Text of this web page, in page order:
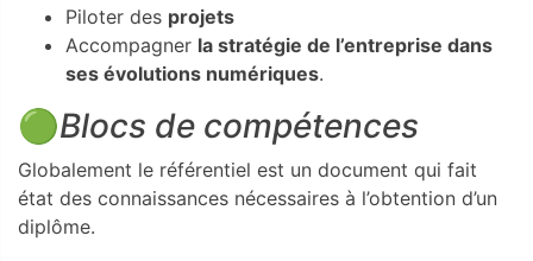
Piloter des projets
Accompagner la stratégie de l’entreprise dans
ses évolutions numériques.
🟢Blocs de compétences
Globalement le référentiel est un document qui fait
état des connaissances nécessaires à l’obtention d’un
diplôme.